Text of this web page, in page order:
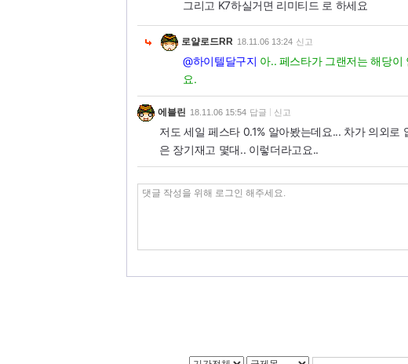
그리고 K7하실거면 리미티드 로 하세요
로얄로드RR 18.11.06 13:24 신고
@하이텔달구지 아.. 페스타가 그랜저는 해당
요.
에블린 18.11.06 15:54 답글 신고
저도 세일 페스타 0.1% 알아봤는데요... 차가 의외
은 장기재고 몇대.. 이렇더라고요..